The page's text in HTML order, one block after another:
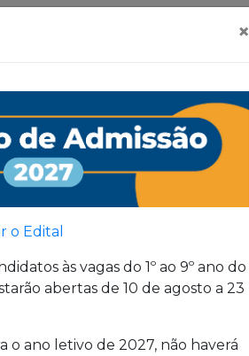
×
o Edital
às vagas do 1º ao 9º ano do
abertas de 10 de agosto a 23
o ano letivo de 2027, não haverá